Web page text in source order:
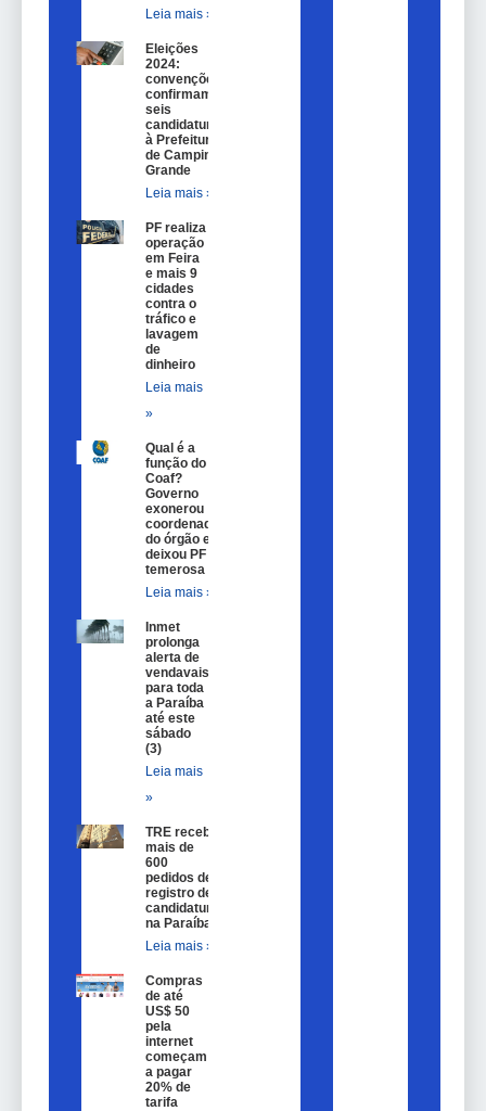
Leia mais »
Eleições
2024:
convenções
confirmam
seis
candidaturas
à Prefeitura
de Campina
Grande
Leia mais »
PF realiza
operação
em Feira
e mais 9
cidades
contra o
tráfico e
lavagem
de
dinheiro
Leia mais
»
Qual é a
função do
Coaf?
Governo
exonerou
coordenador
do órgão e
deixou PF
temerosa
Leia mais »
Inmet
prolonga
alerta de
vendavais
para toda
a Paraíba
até este
sábado
(3)
Leia mais
»
TRE recebe
mais de
600
pedidos de
registro de
candidatura
na Paraíba
Leia mais »
Compras
de até
US$ 50
pela
internet
começam
a pagar
20% de
tarifa